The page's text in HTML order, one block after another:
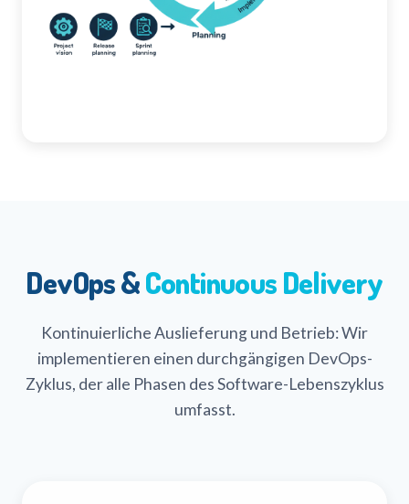
DevOps &Continuous Delivery
Kontinuierliche Auslieferung und Betrieb: Wir
implementieren einen durchgängigen DevOps-
Zyklus, der alle Phasen des Software-Lebenszyklus
umfasst.